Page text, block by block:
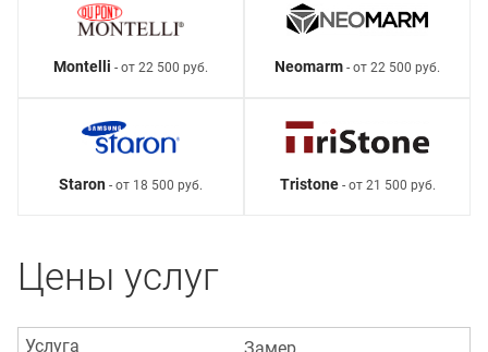
Montelli - от 22 500 руб. Neomarm - от 22 500 руб.
Staron - от 18 500 руб. Tristone- от 21 500 руб.
Цены услуг
Замер
Услуга